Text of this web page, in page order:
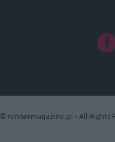
© runnermagazine.gr - All Rights